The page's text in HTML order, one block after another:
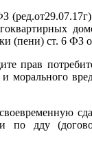
(пени) ст. 6 ФЗ
прав
морального
по дду